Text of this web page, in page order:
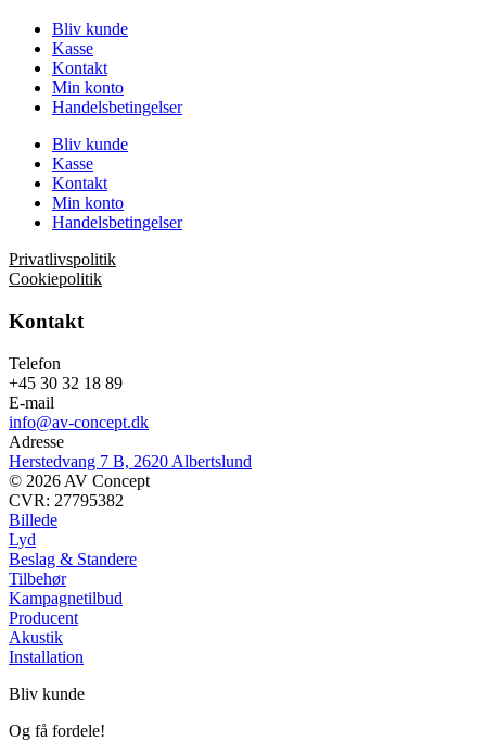
Bliv kunde
Kasse
Kontakt
Min konto
Handelsbetingelser
Bliv kunde
Kasse
Kontakt
Min konto
Handelsbetingelser
Privatlivspolitik
Cookiepolitik
Kontakt
Telefon
+45 30 32 18 89
E-mail
info@av-concept.dk
Adresse
Herstedvang 7 B, 2620 Albertslund
© 2026 AV Concept
CVR: 27795382
Billede
Lyd
Beslag & Standere
Tilbehør
Kampagnetilbud
Producent
Akustik
Installation
Bliv kunde
Og få fordele!